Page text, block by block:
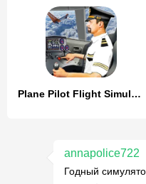
Plane Pilot Flight Simulator
annapolice722
Годный